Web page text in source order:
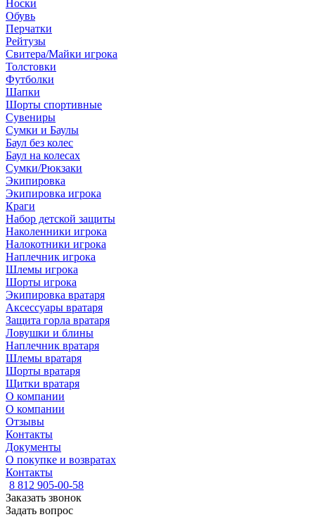
Носки
Обувь
Перчатки
Рейтузы
Свитера/Майки игрока
Толстовки
Футболки
Шапки
Шорты спортивные
Сувениры
Сумки и Баулы
Баул без колес
Баул на колесах
Сумки/Рюкзаки
Экипировка
Экипировка игрока
Краги
Набор детской защиты
Наколенники игрока
Налокотники игрока
Наплечник игрока
Шлемы игрока
Шорты игрока
Экипировка вратаря
Аксессуары вратаря
Защита горла вратаря
Ловушки и блины
Наплечник вратаря
Шлемы вратаря
Шорты вратаря
Щитки вратаря
О компании
О компании
Отзывы
Контакты
Документы
О покупке и возвратах
Контакты
8 812 905-00-58
Заказать звонок
Задать вопрос